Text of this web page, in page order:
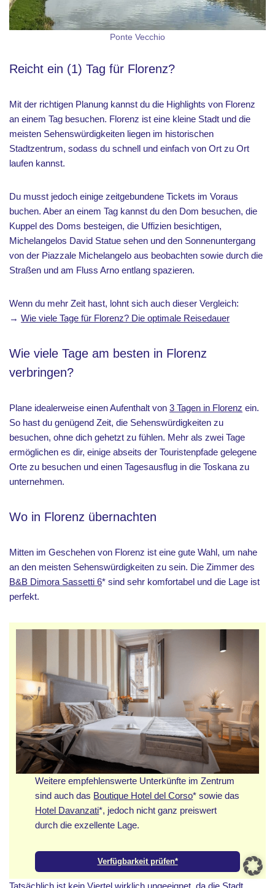
Ponte Vecchio
Reicht ein (1) Tag für Florenz?
Mit der richtigen Planung kannst du die Highlights von Florenz
an einem Tag besuchen. Florenz ist eine kleine Stadt und die
meisten Sehenswürdigkeiten liegen im historischen
Stadtzentrum, sodass du schnell und einfach von Ort zu Ort
laufen kannst.
Du musst jedoch einige zeitgebundene Tickets im Voraus
buchen. Aber an einem Tag kannst du den Dom besuchen, die
Kuppel des Doms besteigen, die Uffizien besichtigen,
Michelangelos David Statue sehen und den Sonnenuntergang
von der Piazzale Michelangelo aus beobachten sowie durch die
Straßen und am Fluss Arno entlang spazieren.
Wenn du mehr Zeit hast, lohnt sich auch dieser Vergleich:
→ Wie viele Tage für Florenz? Die optimale Reisedauer
Wie viele Tage am besten in Florenz
verbringen?
Plane idealerweise einen Aufenthalt von 3 Tagen in Florenz ein.
So hast du genügend Zeit, die Sehenswürdigkeiten zu
besuchen, ohne dich gehetzt zu fühlen. Mehr als zwei Tage
ermöglichen es dir, einige abseits der Touristenpfade gelegene
Orte zu besuchen und einen Tagesausflug in die Toskana zu
unternehmen.
Wo in Florenz übernachten
Mitten im Geschehen von Florenz ist eine gute Wahl, um nahe
an den meisten Sehenswürdigkeiten zu sein. Die Zimmer des
B&B Dimora Sassetti 6* sind sehr komfortabel und die Lage ist
perfekt.
Weitere empfehlenswerte Unterkünfte im Zentrum
sind auch das Boutique Hotel del Corso* sowie das
Hotel Davanzati*, jedoch nicht ganz preiswert
durch die exzellente Lage.
Verfügbarkeit prüfen*
Tatsächlich ist kein Viertel wirklich ungeeignet, da die Stadt